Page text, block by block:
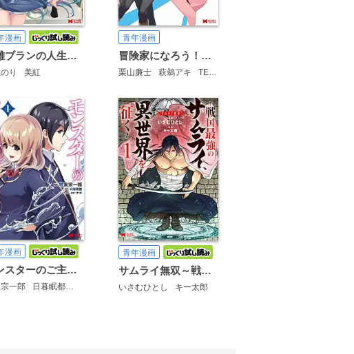
漫画
英雄ブランの人生計画 第二の人生は雑用係でお願いします(コミック)
り 美紅
青年漫画
冒険家になろう！～スキルボードでダンジョン攻略～（コミック）
栗山廉士 萩鵜アキ TEDDY
漫画
モンスターのご主人様（コミック）
一郎 日暮眠都 ナポ
青年漫画
サムライ無双～戦国最強のサムライ、異世界を征く～(コミック)
いさむひとし キー太郎